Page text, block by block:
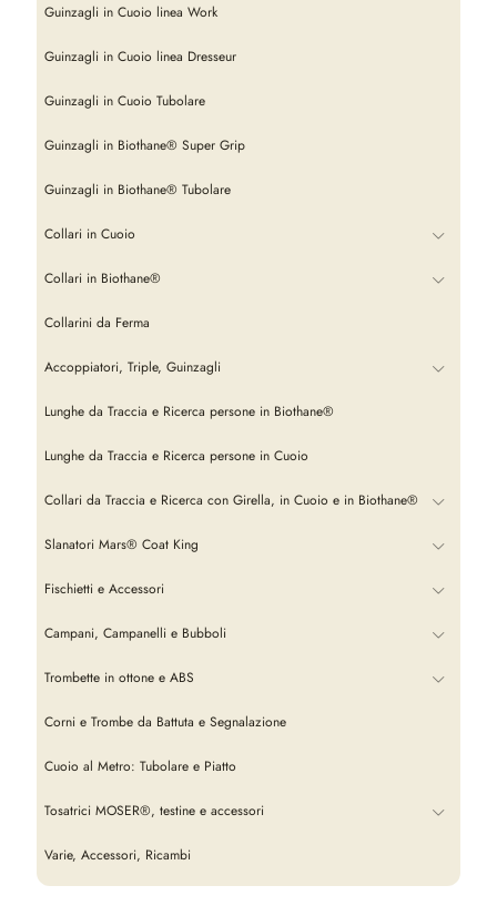
Guinzagli in Cuoio linea Work
Guinzagli in Cuoio linea Dresseur
Guinzagli in Cuoio Tubolare
Guinzagli in Biothane® Super Grip
Guinzagli in Biothane® Tubolare
Collari in Cuoio
Collari in Biothane®
Collarini da Ferma
Accoppiatori, Triple, Guinzagli
Lunghe da Traccia e Ricerca persone in Biothane®
Lunghe da Traccia e Ricerca persone in Cuoio
Collari da Traccia e Ricerca con Girella, in Cuoio e in Biothane®
Slanatori Mars® Coat King
Fischietti e Accessori
Campani, Campanelli e Bubboli
Trombette in ottone e ABS
Corni e Trombe da Battuta e Segnalazione
Cuoio al Metro: Tubolare e Piatto
Tosatrici MOSER®, testine e accessori
Varie, Accessori, Ricambi